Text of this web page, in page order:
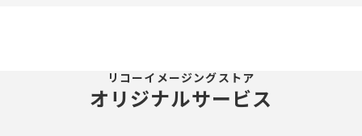
リコーイメージングストア
オリジナルサービス